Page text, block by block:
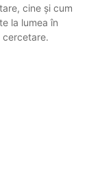
cine și cum
la lumea în
cercetare.